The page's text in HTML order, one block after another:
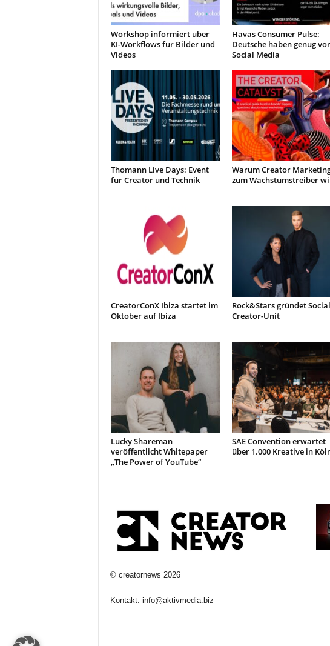
Workshop informiert über
KI-Workflows für Bilder und
Videos
Havas Consumer Pulse:
Deutsche haben genug
Social Media
Thomann Live Days: Event
für Creator und Technik
Warum Creator
zum Wachstumstreiber
CreatorConX Ibiza startet im
Oktober auf Ibiza
Rock&Stars gründet
Creator-Unit
Lucky Shareman
veröffentlicht Whitepaper
„The Power of YouTube“
SAE Convention erwartet
über 1.000 Kreative in
© creatornews 2026
Kontakt: info@aktivmedia.biz